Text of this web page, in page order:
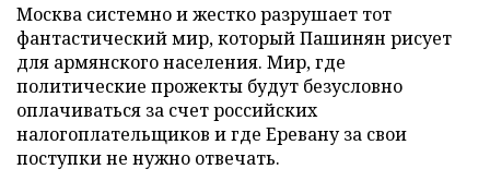
Москва системно и жестко разрушает тот
фантастический мир, который Пашинян рисует
для армянского населения. Мир, где
политические прожекты будут безусловно
оплачиваться за счет российских
налогоплательщиков и где Еревану за свои
поступки не нужно отвечать.